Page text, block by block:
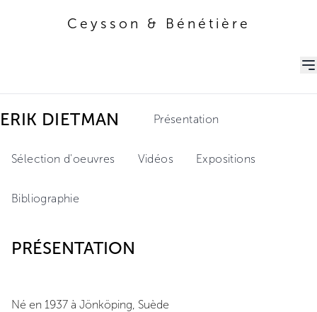
Ceysson & Bénétière
ERIK DIETMAN Présentation
Sélection d'oeuvres Vidéos Expositions
Bibliographie
PRÉSENTATION
Né en 1937 à Jönköping, Suède